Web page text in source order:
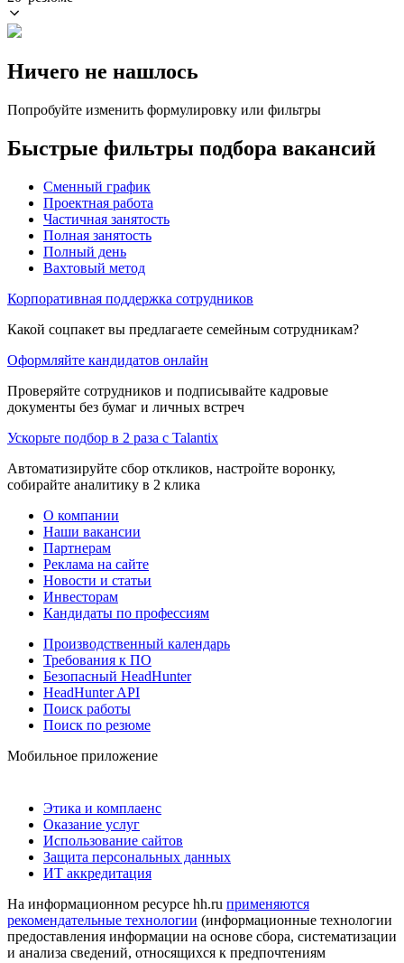
Ничего не нашлось
Попробуйте изменить формулировку или фильтры
Быстрые фильтры подбора вакансий
Сменный график
Проектная работа
Частичная занятость
Полная занятость
Полный день
Вахтовый метод
Корпоративная поддержка сотрудников
Какой соцпакет вы предлагаете семейным сотрудникам?
Оформляйте кандидатов онлайн
Проверяйте сотрудников и подписывайте кадровые
документы без бумаг и личных встреч
Ускорьте подбор в 2 раза с Talantix
Автоматизируйте сбор откликов, настройте воронку,
собирайте аналитику в 2 клика
О компании
Наши вакансии
Партнерам
Реклама на сайте
Новости и статьи
Инвесторам
Кандидаты по профессиям
Производственный календарь
Требования к ПО
Безопасный HeadHunter
HeadHunter API
Поиск работы
Поиск по резюме
Мобильное приложение
Этика и комплаенс
Оказание услуг
Использование сайтов
Защита персональных данных
ИТ аккредитация
На информационном ресурсе hh.ru применяются
рекомендательные технологии (информационные технологии
предоставления информации на основе сбора, систематизации
и анализа сведений, относящихся к предпочтениям